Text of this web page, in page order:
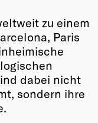
zu einem
Paris
dabei nicht
sondern ihre